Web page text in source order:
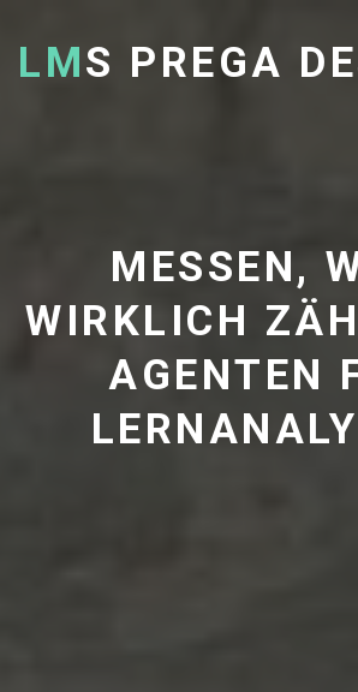
LMS PREGA
MESSEN,
WIRKLICH
AGENTEN